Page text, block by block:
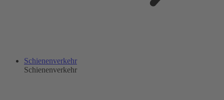
Schienenverkehr
Schienenverkehr